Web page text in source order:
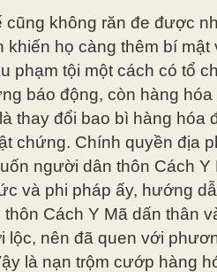
cũng không răn đe được
khiến họ càng thêm bí mật
phạm tội một cách có tổ
báo động, còn hàng
thay đổi bao bì hàng hóa
chứng. Chính quyền địa
người dân thôn Cách
và phi pháp ấy, hướng
thôn Cách Y Mã dấn thân
lộc, nên đã quen với
là nạn trộm cướp hàng